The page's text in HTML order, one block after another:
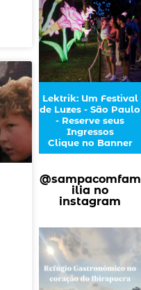
Lektrik: Um Festival
de Luzes - São Paulo
- Reserve seus
Ingressos
Clique no Banner
@sampacomfam
ilia no
instagram